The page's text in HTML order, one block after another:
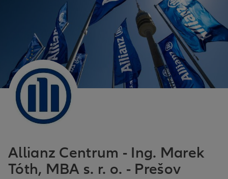
Allianz Centrum - Ing. Marek
Tóth, MBA s. r. o. - Prešov